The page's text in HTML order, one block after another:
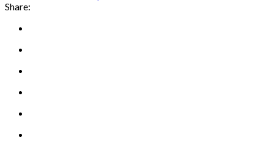
Share: